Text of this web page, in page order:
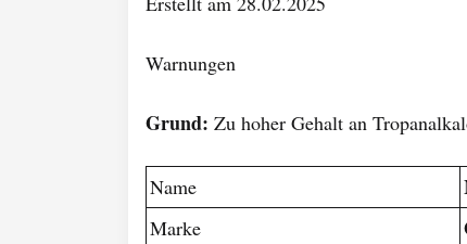
Warnungen
Grund: Zu hoher Gehalt an
Name
Marke